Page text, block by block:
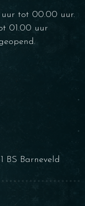
tot 00.00 uur.
01.00 uur
BS Barneveld